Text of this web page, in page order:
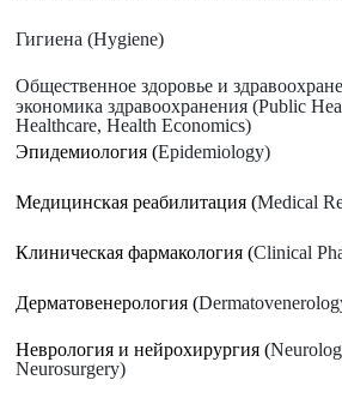
Гигиена (Hygiene)
Общественное здоровье и
экономика здравоохранения (Public
Healthcare, Health Economics)
Эпидемиология (Epidemiology)
Медицинская реабилитация (Medical
Клиническая фармакология (Сlinical
Дерматовенерология (
Неврология и нейрохирургия (
Neurosurgery)